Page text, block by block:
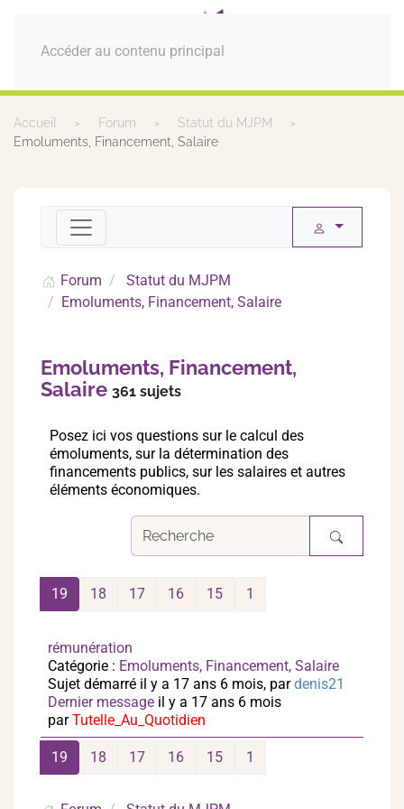
Accéder au contenu principal
MENU
Accueil Forum
Statut du MJPM
Emoluments, Financement, Salaire
Forum
Statut du MJPM
Emoluments, Financement, Salaire
Emoluments, Financement,
Salaire 361 sujets
Posez ici vos questions sur le calcul des
émoluments, sur la détermination des
financements publics, sur les salaires et autres
éléments économiques.
1
15
16
17
18
19
rémunération
Catégorie : Emoluments, Financement, Salaire
Sujet démarré il y a 17 ans 6 mois, pardenis21
Dernier message il y a 17 ans 6 mois
parTutelle_Au_Quotidien
1
15
16
17
18
19